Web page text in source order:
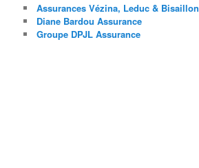
Assurances Vézina, Leduc & Bisaillon
Diane Bardou Assurance
Groupe DPJL Assurance